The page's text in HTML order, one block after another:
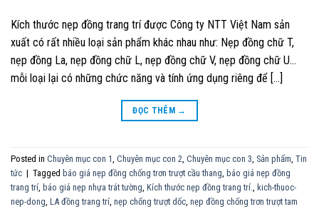
Kích thước nẹp đồng trang trí được Công ty NTT Việt Nam sản
xuất có rất nhiều loại sản phẩm khác nhau như: Nẹp đồng chữ T,
nẹp đồng La, nẹp đồng chữ L, nẹp đồng chữ V, nẹp đồng chữ U…
mỗi loại lại có những chức năng và tính ứng dụng riêng để […]
ĐỌC THÊM →
Posted in Chuyên mục con 1 Chuyên mục con 2 Chuyên mục con 3 Sản phẩm Tin
tức | Tagged báo giá nẹp đồng chống trơn trượt cầu thang báo giá nẹp đồng
trang trí báo giá nẹp nhựa trát tường Kích thước nẹp đồng trang trí.
kich-thuoc-
nep-dong LA đồng trang trí nẹp chống trượt dốc nẹp đồng chống trơn trượt tam